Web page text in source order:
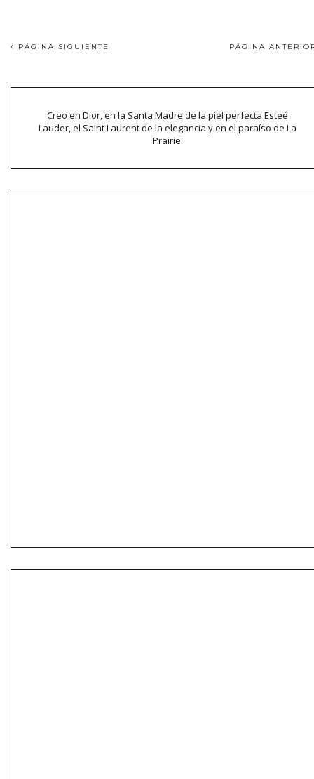
PÁGINA SIGUIENTE PÁGINA
Creo en Dior, en la Santa Madre de la piel perfecta Esteé
Lauder, el Saint Laurent de la elegancia y en el paraíso de La
Prairie.